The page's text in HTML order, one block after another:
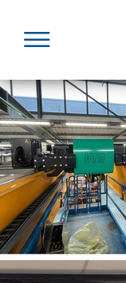
Accueil
Conditions
Article 1 -
Les présentes